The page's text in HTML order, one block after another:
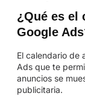
¿Qué es el
Google
El calendario de
Ads que te
anuncios se
publicitaria.